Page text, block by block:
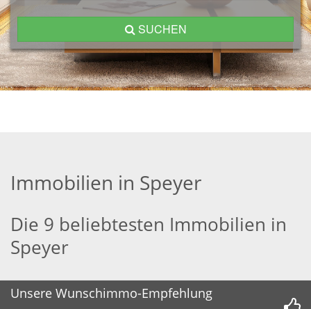
SUCHEN
Immobilien in Speyer
Die 9 beliebtesten Immobilien in
Speyer
Unsere Wunschimmo-Empfehlung